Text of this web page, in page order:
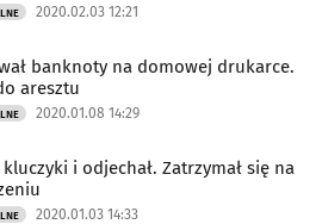
2020.02.03 12:21
banknoty na domowej drukarce.
aresztu
2020.01.08 14:29
kluczyki i odjechał. Zatrzymał się na
2020.01.03 14:33